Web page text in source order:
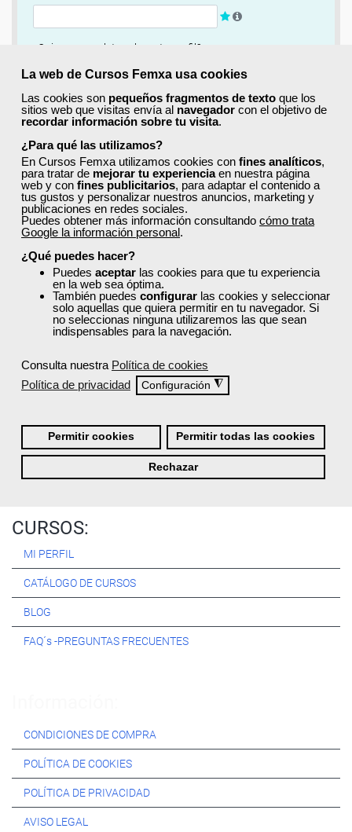
La web de Cursos Femxa usa cookies
Las cookies son pequeños fragmentos de texto que los
sitios web que visitas envía al navegador con el objetivo de
recordar información sobre tu visita.
¿Para qué las utilizamos?
En Cursos Femxa utilizamos cookies con fines analíticos,
para tratar de mejorar tu experienciaen nuestra página
web y con fines publicitarios, para adaptar el contenido a
tus gustos y personalizar nuestros anuncios, marketing y
publicaciones en redes sociales.
Puedes obtener más información consultando cómo trata
Google la información personal.
¿Qué puedes hacer?
Puedes aceptar las cookies para que tu experiencia
en la web sea óptima.
También puedes configurar las cookies y seleccionar
solo aquellas que quiera permitir en tu navegador. Si
no seleccionas ninguna utilizaremos las que sean
indispensables para la navegación.
Consulta nuestra Política de cookies
Política de privacidad
Configuración ◮
Permitir cookies Permitir todas las cookies
Rechazar
¿Quieres completar ahora tu perfil?
Si
No, completaré mi perfil más adelante
Newsletter
Si, quiero recibir información sobre cursos, ofertas
exclusivas y recursos para el aprendizaje.
Términos y condiciones
He leído y acepto la Política de Privacidad
Registrarse
Quiénes Somos:
Especialistas en consultoría y formación para el empleo
Nuestro objetivo diario es, única y exclusivamente, ayudarte a
conseguir tus metas profesionales ofreciéndote los mejores
CURSOS:
MI PERFIL
CATÁLOGO DE CURSOS
BLOG
FAQ´s -PREGUNTAS FRECUENTES
CONDICIONES DE COMPRA
POLÍTICA DE COOKIES
POLÍTICA DE PRIVACIDAD
AVISO LEGAL